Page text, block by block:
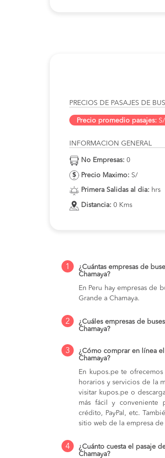
PRECIOS DE PASAJES DE
Precio promedio pasajes:
INFORMACION GENERAL
No Empresas: 0
Precio Maximo: S/
Primera Salidas al dia: hrs
Distancia: 0 Kms
1
¿Cuántas empresas de
Chamaya?
En Peru hay empresas de
Grande a Chamaya.
2
¿Cuáles empresas de
Chamaya?
3
¿Cómo comprar en línea
Chamaya?
En kupos.pe te
horarios y servicios de la
visitar kupos.pe o
más fácil y conveniente
crédito, PayPal, etc.
sitio web de la empresa de
4
¿Cuánto cuesta el pasaje
Chamaya?